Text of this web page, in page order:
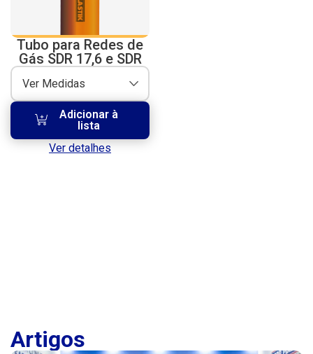
Tubo para Redes de
Gás SDR 17,6 e SDR
11
Ver Medidas
Adicionar à
lista
Ver detalhes
Artigos